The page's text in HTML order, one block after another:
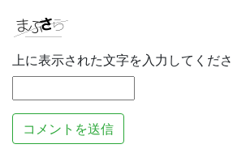
上に表示された文字を入力してくださ